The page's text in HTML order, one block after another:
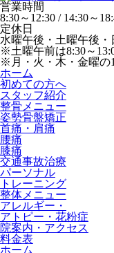
営業時間
8:30～12:30 / 14:30～
定休日
水曜午後・土曜午後・
※土曜午前は8:30～
※月・火・木・金曜の
ホーム
初めての方へ
スタッフ紹介
整骨メニュー
姿勢骨盤矯正
首痛・肩痛
腰痛
膝痛
交通事故治療
パーソナル
トレーニング
整体メニュー
アレルギー・
アトピー・花粉症
院案内・アクセス
料金表
ホーム